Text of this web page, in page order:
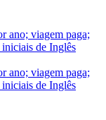
ano; viagem paga;
iniciais de Inglês
ano; viagem paga;
iniciais de Inglês